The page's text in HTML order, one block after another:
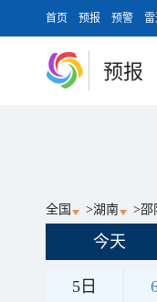
首页 预报 预警
预报
全国 >湖南 >邵
今天
5日